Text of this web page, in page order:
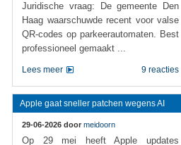
Juridische vraag: De gemeente Den
Haag waarschuwde recent voor valse
QR-codes op parkeerautomaten. Best
professioneel gemaakt ...
9 reacties
Lees meer
Apple gaat sneller patchen wegens AI
29-06-2026 door meidoorn
Op 29 mei heeft Apple updates